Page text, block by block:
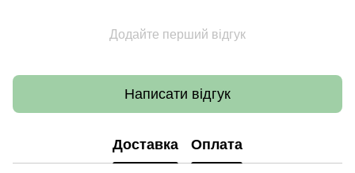
Додайте перший відгук
Написати відгук
Доставка Оплата